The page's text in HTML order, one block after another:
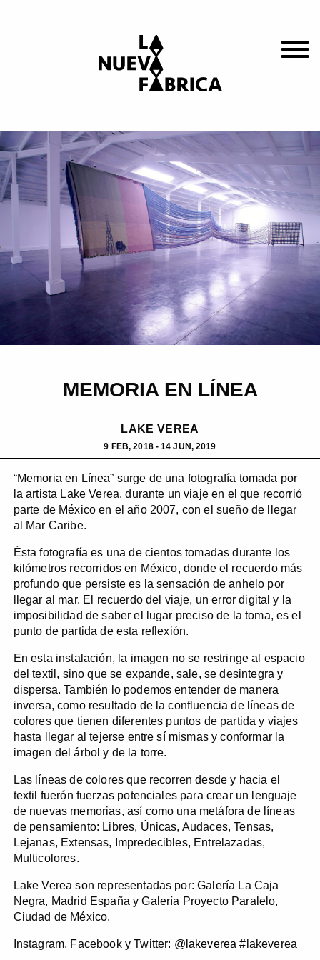
MEMORIA EN LÍNEA
LAKE VEREA
9 FEB, 2018 - 14 JUN, 2019
“Memoria en Línea” surge de una fotografía tomada por
la artista Lake Verea, durante un viaje en el que recorrió
parte de México en el año 2007, con el sueño de llegar
al Mar Caribe.
Ésta fotografía es una de cientos tomadas durante los
kilómetros recorridos en México, donde el recuerdo más
profundo que persiste es la sensación de anhelo por
llegar al mar. El recuerdo del viaje, un error digital y la
imposibilidad de saber el lugar preciso de la toma, es el
punto de partida de esta reflexión.
En esta instalación, la imagen no se restringe al espacio
del textil, sino que se expande, sale, se desintegra y
dispersa. También lo podemos entender de manera
inversa, como resultado de la confluencia de líneas de
colores que tienen diferentes puntos de partida y viajes
hasta llegar al tejerse entre sí mismas y conformar la
imagen del árbol y de la torre.
Las líneas de colores que recorren desde y hacia el
textil fuerón fuerzas potenciales para crear un lenguaje
de nuevas memorias, así como una metáfora de líneas
de pensamiento: Libres, Únicas, Audaces, Tensas,
Lejanas, Extensas, Impredecibles, Entrelazadas,
Multicolores.
Lake Verea son representadas por: Galería La Caja
Negra, Madrid España y Galería Proyecto Paralelo,
Ciudad de México.
Instagram, Facebook y Twitter: @lakeverea #lakeverea